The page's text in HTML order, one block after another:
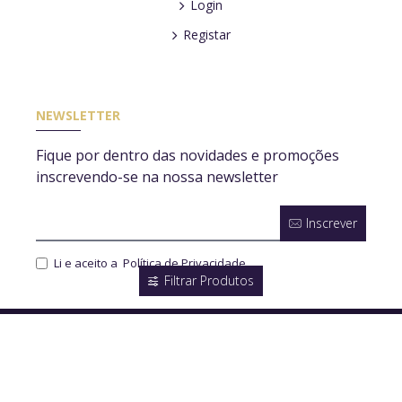
Login
Registar
NEWSLETTER
Fique por dentro das novidades e promoções
inscrevendo-se na nossa newsletter
Inscrever
Li e aceito a Política de Privacidade
Filtrar Produtos